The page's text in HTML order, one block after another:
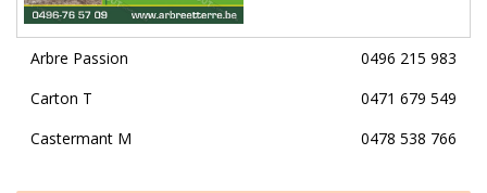
Arbre Passion
0496 215 983
Carton T
0471 679 549
Castermant M
0478 538 766